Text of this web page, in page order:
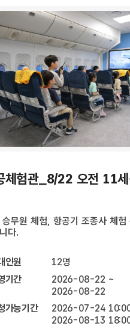
체험관_8/22 오전 11
승무원 체험, 항공기 조종사 체험
다.
인원
12명
기간
2026-08-22 ~
2026-08-22
가능기간
2026-07-24
2026-08-13